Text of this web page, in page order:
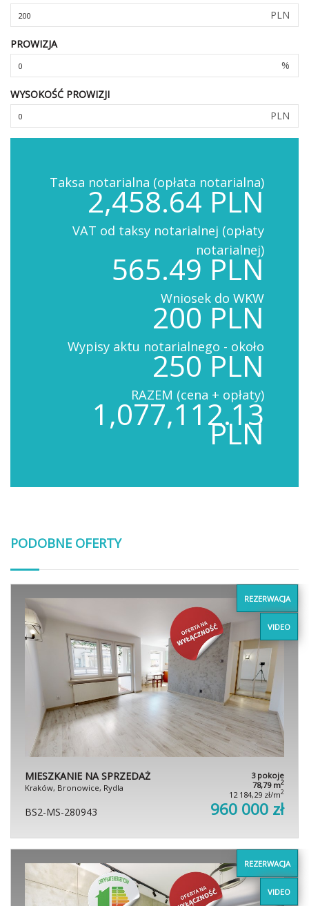
PLN
PROWIZJA
%
WYSOKOŚĆ PROWIZJI
PLN
Taksa notarialna (opłata notarialna)
2,458.64 PLN
VAT od taksy notarialnej (opłaty
notarialnej)
565.49 PLN
Wniosek do WKW
200 PLN
Wypisy aktu notarialnego - około
250 PLN
RAZEM (cena + opłaty)
1,077,112.13
PLN
PODOBNE OFERTY
REZERWACJA
VIDEO
MIESZKANIE NA SPRZEDAŻ
Kraków, Bronowice, Rydla
3 pokoje
78,79 m2
12 184,29 zł/m2
BS2-MS-280943 960 000 zł
REZERWACJA
VIDEO